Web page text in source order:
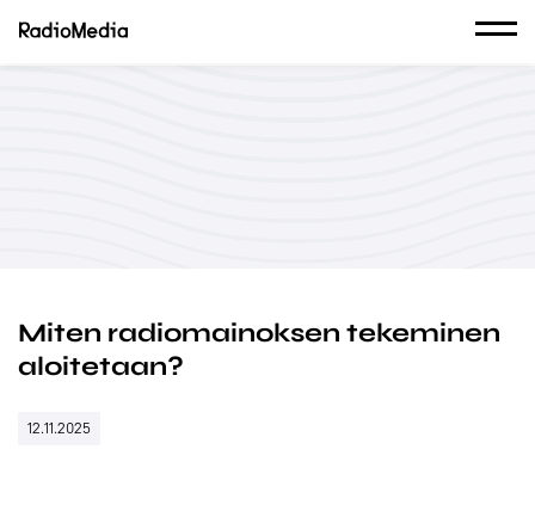
Miten radiomainoksen tekeminen
aloitetaan?
12.11.2025